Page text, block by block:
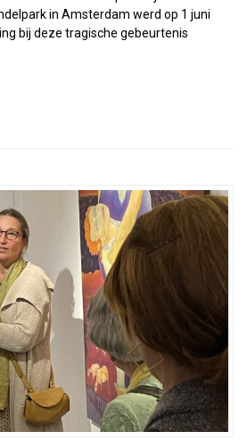
in Amsterdam werd op 1 juni
bij deze tragische gebeurtenis